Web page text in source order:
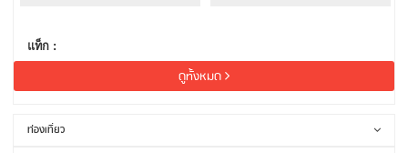
แท็ก :
ดูทั้งหมด
ท่องเที่ยว